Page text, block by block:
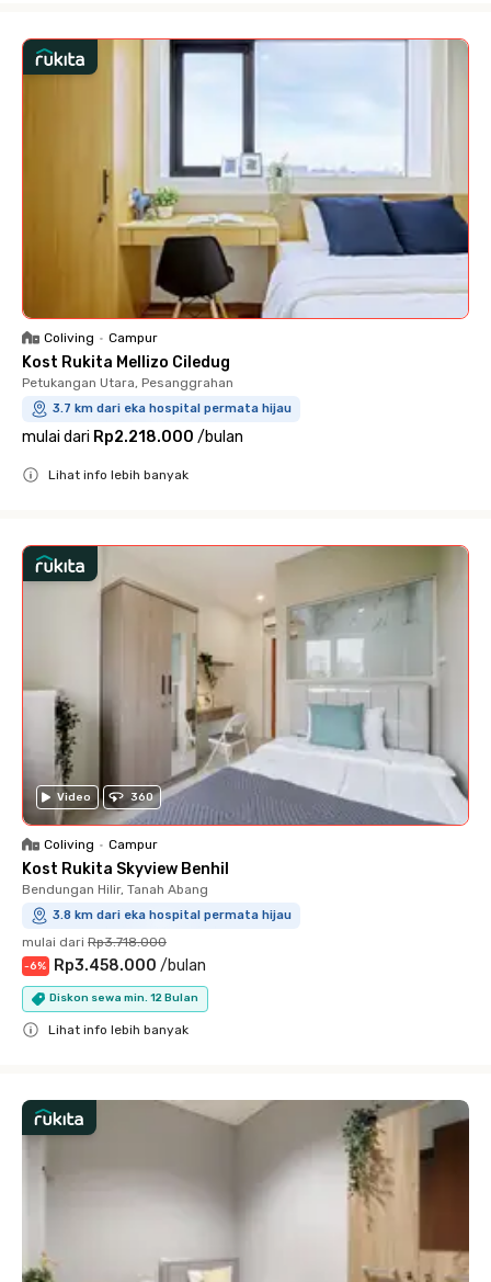
Coliving • Campur
Kost Rukita Mellizo Ciledug
Petukangan Utara, Pesanggrahan
3.7 km dari eka hospital permata hijau
mulai dari Rp2.218.000 /bulan
Lihat info lebih banyak
Video 360
Coliving • Campur
Kost Rukita Skyview Benhil
Bendungan Hilir, Tanah Abang
3.8 km dari eka hospital permata hijau
mulai dari Rp3.718.000
-6% Rp3.458.000 /bulan
Diskon sewa min. 12 Bulan
Lihat info lebih banyak